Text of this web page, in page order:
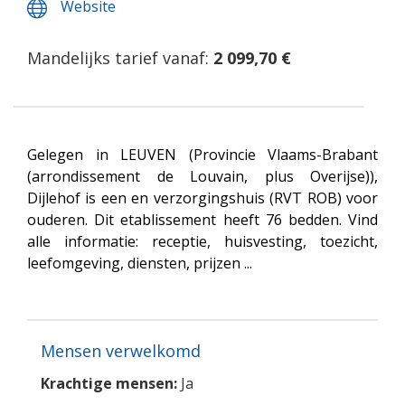
Website
Mandelijks tarief vanaf: 2 099,70 €
Gelegen in LEUVEN (Provincie Vlaams-Brabant
(arrondissement de Louvain, plus Overijse)),
Dijlehof is een en verzorgingshuis (RVT ROB) voor
ouderen. Dit etablissement heeft 76 bedden. Vind
alle informatie: receptie, huisvesting, toezicht,
leefomgeving, diensten, prijzen ...
Mensen verwelkomd
Krachtige mensen: Ja